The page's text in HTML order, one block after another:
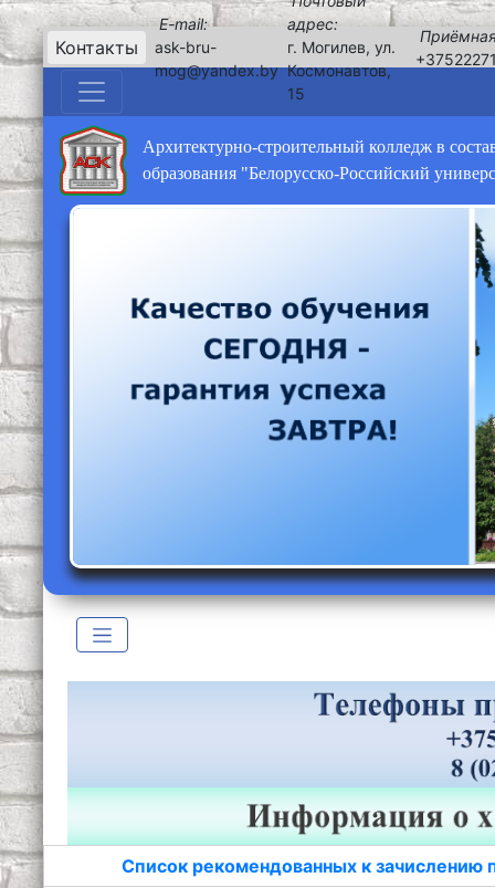
Контакты
E-mail:
ask-bru-
mog@yandex.by
адрес:
г. Могилев, ул.
Космонавтов,
15
Архитектурно-строительный колледж в
образования "Белорусско-Российский
Список рекомендованных к зачислению